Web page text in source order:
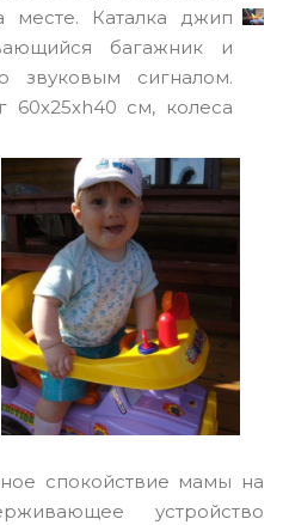
месте. Каталка джип
багажник и
звуковым сигналом.
см, колеса
спокойствие мамы на
устройство